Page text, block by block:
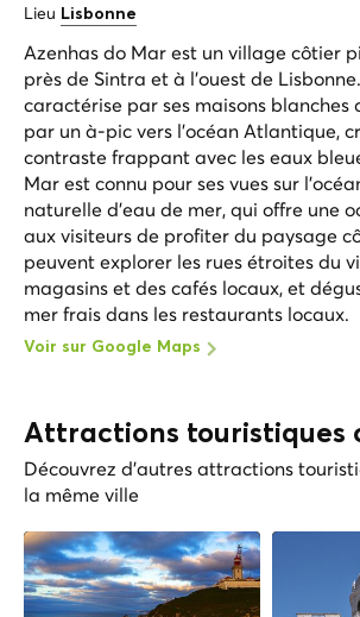
Lieu Lisbonne
Azenhas do Mar est un village côtier
près de Sintra et à l'ouest de
caractérise par ses maisons blanches
par un à-pic vers l'océan Atlantique,
contraste frappant avec les eaux
Mar est connu pour ses vues sur
naturelle d'eau de mer, qui offre une
aux visiteurs de profiter du paysage
peuvent explorer les rues étroites du
magasins et des cafés locaux, et
mer frais dans les restaurants locaux.
Voir sur Google Maps
Attractions touristiques
Découvrez d'autres attractions
la même ville